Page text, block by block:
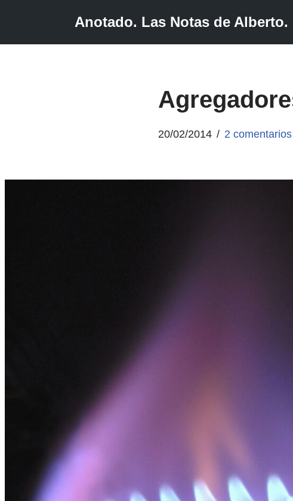
Anotado. Las Notas de Alberto.
20/02/2014 2 comentarios